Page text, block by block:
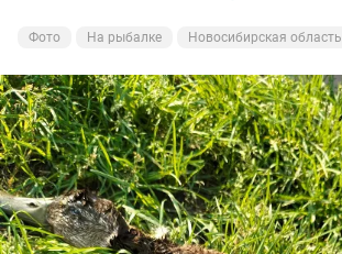
Фото На рыбалке Новосибирская область